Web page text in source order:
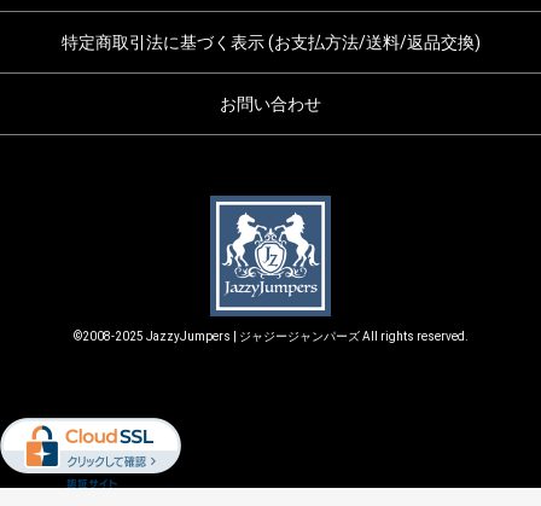
特定商取引法に基づく表示 (お支払方法/送料/返品交換)
お問い合わせ
©2008-2025 JazzyJumpers | ジャジージャンパーズ All rights reserved.